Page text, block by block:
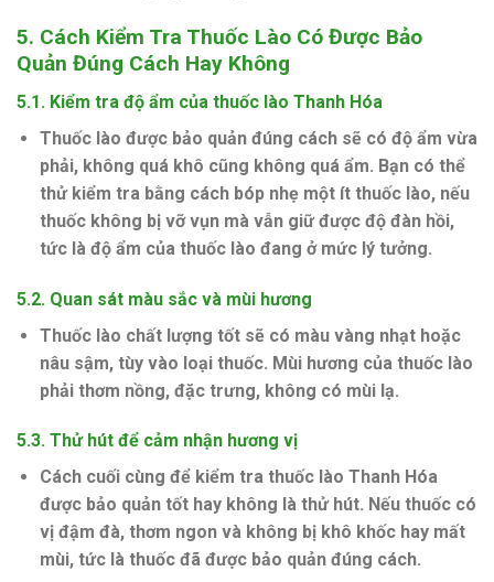
5. Cách Kiểm Tra Thuốc Lào Có Được Bảo
Quản Đúng Cách Hay Không
5.1. Kiểm tra độ ẩm của thuốc lào Thanh Hóa
Thuốc lào được bảo quản đúng cách sẽ có độ ẩm vừa
phải, không quá khô cũng không quá ẩm. Bạn có thể
thử kiểm tra bằng cách bóp nhẹ một ít thuốc lào, nếu
thuốc không bị vỡ vụn mà vẫn giữ được độ đàn hồi,
tức là độ ẩm của thuốc lào đang ở mức lý tưởng.
5.2. Quan sát màu sắc và mùi hương
Thuốc lào chất lượng tốt sẽ có màu vàng nhạt hoặc
nâu sậm, tùy vào loại thuốc. Mùi hương của thuốc lào
phải thơm nồng, đặc trưng, không có mùi lạ.
5.3. Thử hút để cảm nhận hương vị
Cách cuối cùng để kiểm tra thuốc lào Thanh Hóa
được bảo quản tốt hay không là thử hút. Nếu thuốc có
vị đậm đà, thơm ngon và không bị khô khốc hay mất
mùi, tức là thuốc đã được bảo quản đúng cách.